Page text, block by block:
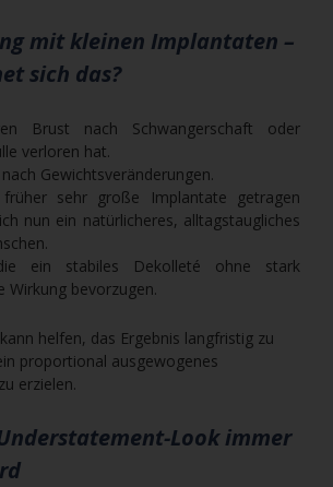
mit kleinen Implantaten –
sich das?
Brust nach Schwangerschaft oder
verloren hat.
Gewichtsveränderungen.
sehr große Implantate getragen
nun ein natürlicheres, alltagstaugliches
ein stabiles Dekolleté ohne stark
Wirkung bevorzugen.
helfen, das Ergebnis langfristig zu
proportional ausgewogenes
erzielen.
Look immer